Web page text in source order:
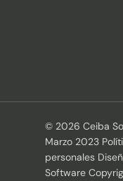
© 2026 Ceiba
Marzo 2023
personales
Software